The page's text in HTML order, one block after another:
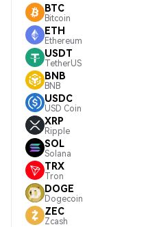
BTC
Bitcoin
ETH
Ethereum
USDT
TetherUS
BNB
BNB
USDC
USD Coin
XRP
Ripple
SOL
Solana
TRX
Tron
DOGE
Dogecoin
ZEC
Zcash